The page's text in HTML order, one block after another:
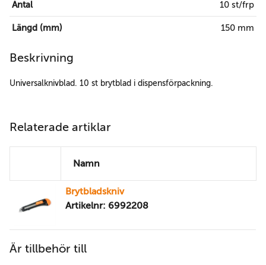
Antal 10 st/frp
Längd (mm) 150 mm
Beskrivning
Universalknivblad. 10 st brytblad i dispensförpackning.
Relaterade artiklar
Namn
Brytbladskniv
Artikelnr: 6992208
Är tillbehör till